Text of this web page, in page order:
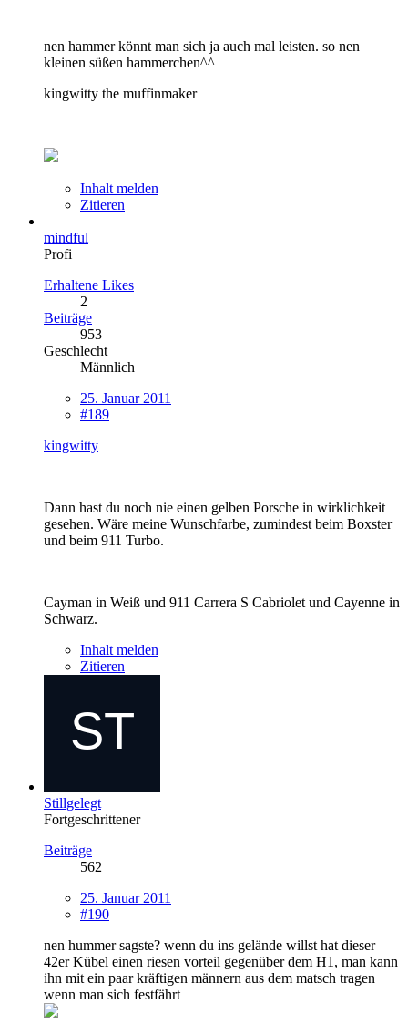
nen hammer könnt man sich ja auch mal leisten. so nen
kleinen süßen hammerchen^^
kingwitty the muffinmaker
Inhalt melden
Zitieren
mindful
Profi
Erhaltene Likes
2
Beiträge
953
Geschlecht
Männlich
25. Januar 2011
#189
kingwitty
Dann hast du noch nie einen gelben Porsche in wirklichkeit
gesehen. Wäre meine Wunschfarbe, zumindest beim Boxster
und beim 911 Turbo.
Cayman in Weiß und 911 Carrera S Cabriolet und Cayenne in
Schwarz.
Inhalt melden
Zitieren
Stillgelegt
Fortgeschrittener
Beiträge
562
25. Januar 2011
#190
nen hummer sagste? wenn du ins gelände willst hat dieser
42er Kübel einen riesen vorteil gegenüber dem H1, man kann
ihn mit ein paar kräftigen männern aus dem matsch tragen
wenn man sich festfährt